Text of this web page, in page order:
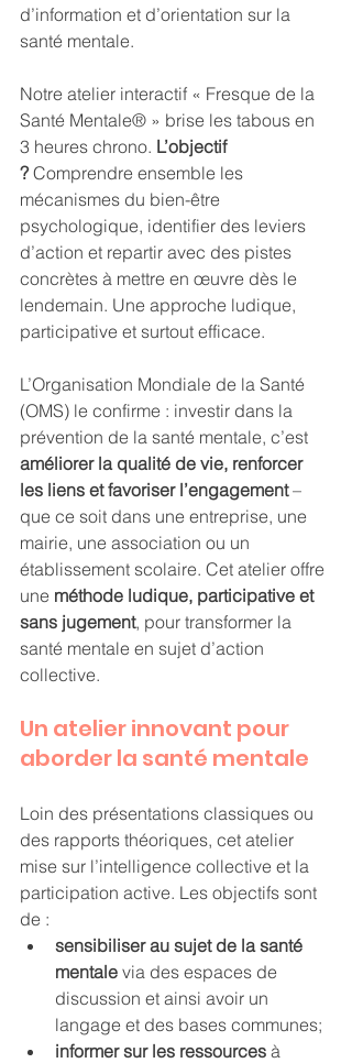
d’information et d’orientation sur la
santé mentale.
Notre atelier interactif « Fresque de la
Santé Mentale® » brise les tabous en
3 heures chrono. L’objectif
? Comprendre ensemble les
mécanismes du bien-être
psychologique, identifier des leviers
d’action et repartir avec des pistes
concrètes à mettre en œuvre dès le
lendemain. Une approche ludique,
participative et surtout efficace.
L’Organisation Mondiale de la Santé
(OMS) le confirme : investir dans la
prévention de la santé mentale, c’est
améliorer la qualité de vie, renforcer
les liens et favoriser l’engagement –
que ce soit dans une entreprise, une
mairie, une association ou un
établissement scolaire. Cet atelier offre
une méthode ludique, participative et
sans jugement, pour transformer la
santé mentale en sujet d’action
collective.
Un atelier innovant pour
aborder la santé mentale
Loin des présentations classiques ou
des rapports théoriques, cet atelier
mise sur l’intelligence collective et la
participation active. Les objectifs sont
de :
sensibiliser au sujet de la santé
mentale via des espaces de
discussion et ainsi avoir un
langage et des bases communes;
informer sur les ressources à